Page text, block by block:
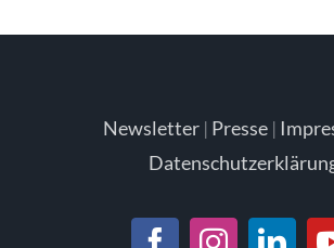
Newsletter| Presse|